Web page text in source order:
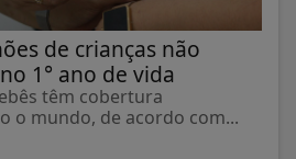
de crianças não
1° ano de vida
têm cobertura
o mundo, de acordo com...